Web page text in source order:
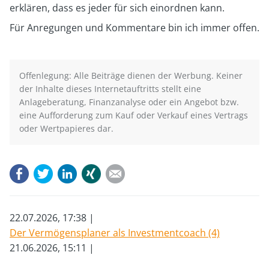
erklären, dass es jeder für sich einordnen kann.
Für Anregungen und Kommentare bin ich immer offen.
Offenlegung: Alle Beiträge dienen der Werbung. Keiner
der Inhalte dieses Internetauftritts stellt eine
Anlageberatung, Finanzanalyse oder ein Angebot bzw.
eine Aufforderung zum Kauf oder Verkauf eines Vertrags
oder Wertpapieres dar.
FacebookTwitterLinkedIn
Xing
22.07.2026, 17:38
Der Vermögensplaner als Investmentcoach (4)
21.06.2026, 15:11